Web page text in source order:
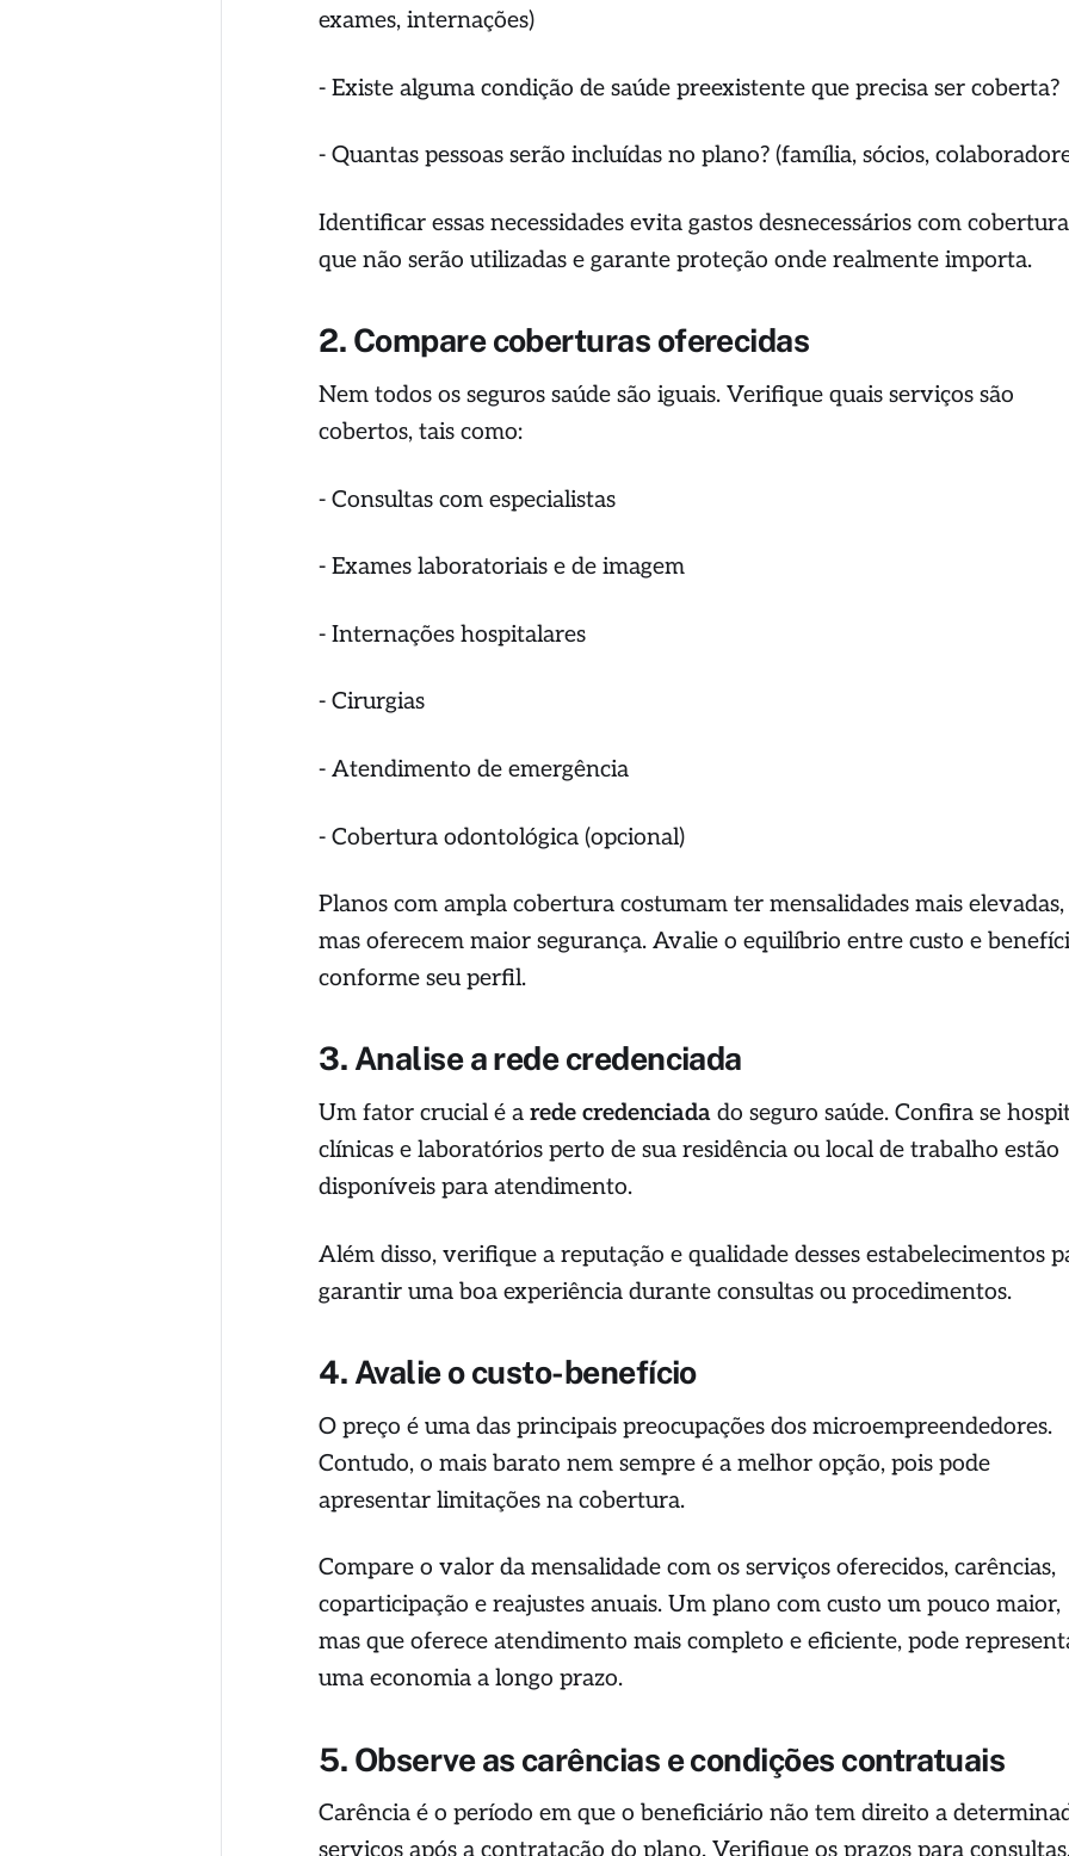
exames, internações)
- Existe alguma condição de saúde preexistente que precisa ser coberta?
- Quantas pessoas serão incluídas no plano? (família, sócios,
Identificar essas necessidades evita gastos desnecessários com
que não serão utilizadas e garante proteção onde realmente importa.
2. Compare coberturas oferecidas
Nem todos os seguros saúde são iguais. Verifique quais serviços são
cobertos, tais como:
- Consultas com especialistas
- Exames laboratoriais e de imagem
- Internações hospitalares
- Cirurgias
- Atendimento de emergência
- Cobertura odontológica (opcional)
Planos com ampla cobertura costumam ter mensalidades mais elevadas,
mas oferecem maior segurança. Avalie o equilíbrio entre custo e
conforme seu perfil.
3. Analise a rede credenciada
Um fator crucial é arede credenciada do seguro saúde. Confira se
clínicas e laboratórios perto de sua residência ou local de trabalho estão
disponíveis para atendimento.
Além disso, verifique a reputação e qualidade desses estabelecimentos
garantir uma boa experiência durante consultas ou procedimentos.
4. Avalie o custo-benefício
O preço é uma das principais preocupações dos microempreendedores.
Contudo, o mais barato nem sempre é a melhor opção, pois pode
apresentar limitações na cobertura.
Compare o valor da mensalidade com os serviços oferecidos, carências,
coparticipação e reajustes anuais. Um plano com custo um pouco maior,
mas que oferece atendimento mais completo e eficiente, pode
uma economia a longo prazo.
5. Observe as carências e condições contratuais
Carência é o período em que o beneficiário não tem direito a